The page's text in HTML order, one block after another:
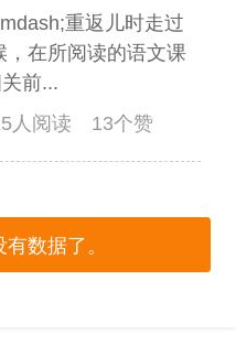
重返儿时走过
，在所阅读的语文课
前...
人阅读 13个赞
数据了。